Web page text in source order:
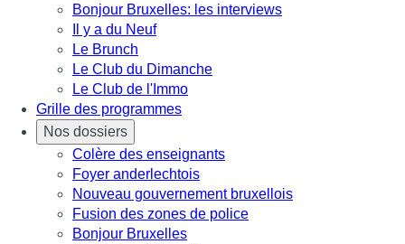
Bonjour Bruxelles: les interviews
Il y a du Neuf
Le Brunch
Le Club du Dimanche
Le Club de l'Immo
Grille des programmes
Nos dossiers
Colère des enseignants
Foyer anderlechtois
Nouveau gouvernement bruxellois
Fusion des zones de police
Bonjour Bruxelles